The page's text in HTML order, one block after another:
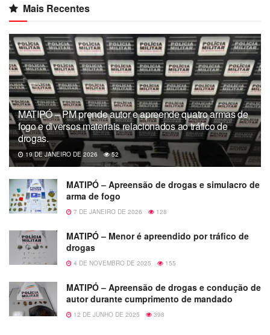
Mais Recentes
MATIPÓ – PM prende autor e apreende quatro armas de
fogo e diversos materiais relacionados ao tráfico de
drogas.
19 DE JANEIRO DE 2026 52
MATIPÓ – Apreensão de drogas e simulacro de
arma de fogo
7 DE JANEIRO DE 2026 128
MATIPÓ – Menor é apreendido por tráfico de
drogas
4 DE NOVEMBRO DE 2025 155
MATIPÓ – Apreensão de drogas e condução de
autor durante cumprimento de mandado
12 DE JUNHO DE 2025 398